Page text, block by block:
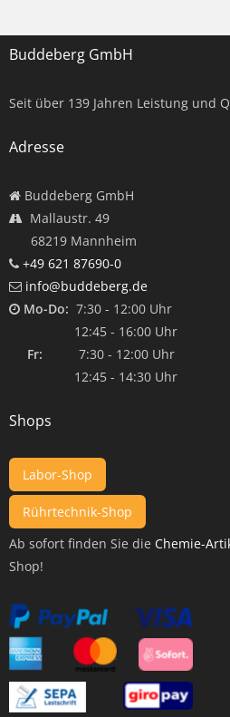
Buddeberg GmbH
Seit über 139 Jahren Leistung und
Adresse
Buddeberg GmbH
Mallaustr. 49
68219 Mannheim
+49 621 87690-0
info@buddeberg.de
Mo-Do: 7:30 - 12:00 Uhr
12:45 - 16:00 Uhr
Fr: 7:30 - 12:00 Uhr
12:45 - 14:30 Uhr
Shops
Labor-Shop
Rührtechnik-Shop
Ab sofort finden Sie die Chemie-
Shop!